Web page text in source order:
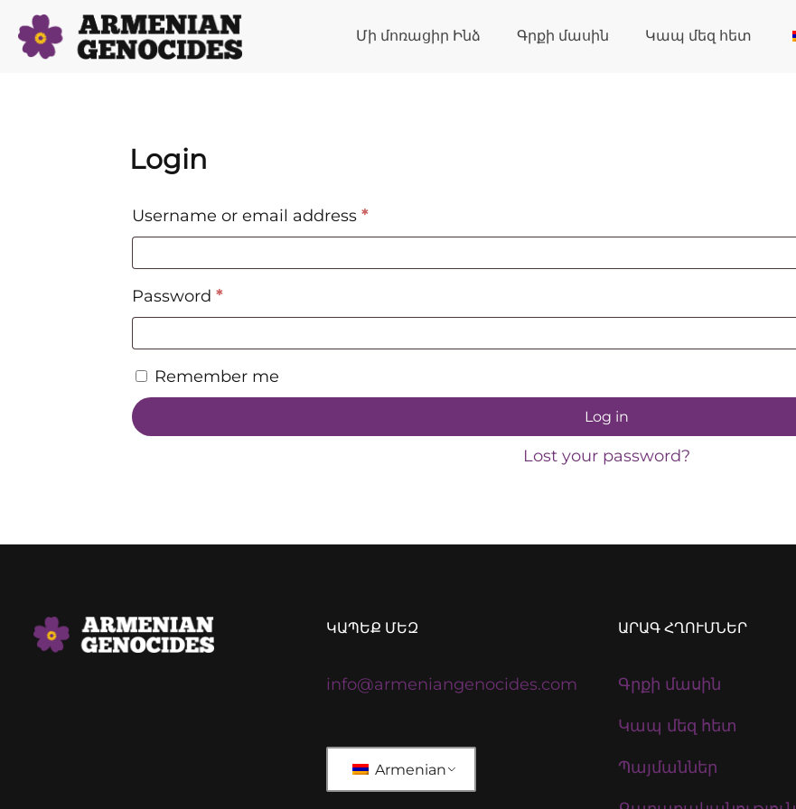
Մի մոռացիր Ինձ Գրքի մասին Կապ մեզ հետ
Login
Username or email address *Required
Password *Required
Remember me
Log in
Lost your password?
ԿԱՊԵՔ ՄԵԶ
info@armeniangenocides.com
Armenian
ԱՐԱԳ ՀՂՈՒՄՆԵՐ
Գրքի մասին
Կապ մեզ հետ
Պայմաններ